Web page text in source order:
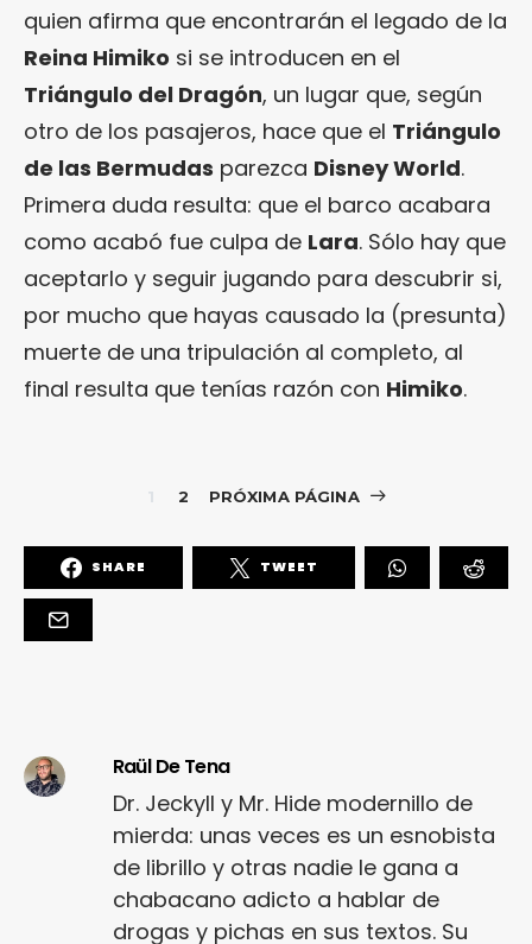
quien afirma que encontrarán el legado de la
Reina Himiko si se introducen en el
Triángulo del Dragón, un lugar que, según
otro de los pasajeros, hace que el Triángulo
de las Bermudas parezca Disney World.
Primera duda resulta: que el barco acabara
como acabó fue culpa de Lara. Sólo hay que
aceptarlo y seguir jugando para descubrir si,
por mucho que hayas causado la (presunta)
muerte de una tripulación al completo, al
final resulta que tenías razón con Himiko.
1 2 PRÓXIMA PÁGINA
SHARE TWEET
Raül De Tena
Dr. Jeckyll y Mr. Hide modernillo de
mierda: unas veces es un esnobista
de librillo y otras nadie le gana a
chabacano adicto a hablar de
drogas y pichas en sus textos. Su